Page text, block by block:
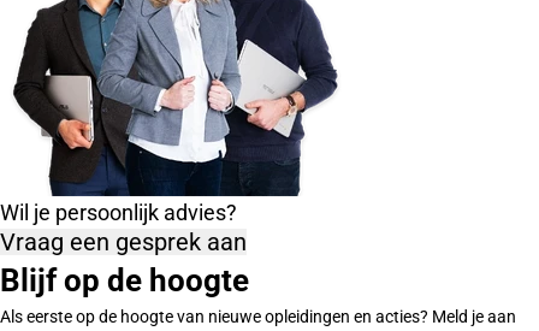
Wil je persoonlijk advies?
Vraag een gesprek aan
Blijf op de hoogte
Als eerste op de hoogte van nieuwe opleidingen en acties? Meld je aan